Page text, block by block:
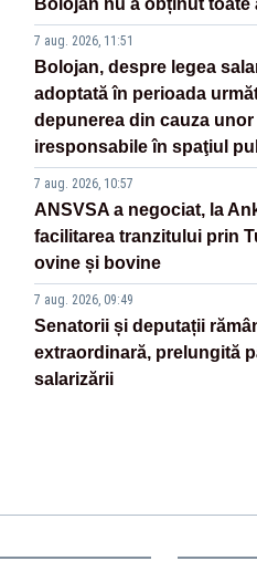
Bolojan nu a obținut toate
7 aug. 2026, 11:51
Bolojan, despre legea
adoptată în perioada
depunerea din cauza
iresponsabile în spaţiul
7 aug. 2026, 10:57
ANSVSA a negociat, la
facilitarea tranzitului prin
ovine și bovine
7 aug. 2026, 09:49
Senatorii și deputații
extraordinară, prelungită
salarizării